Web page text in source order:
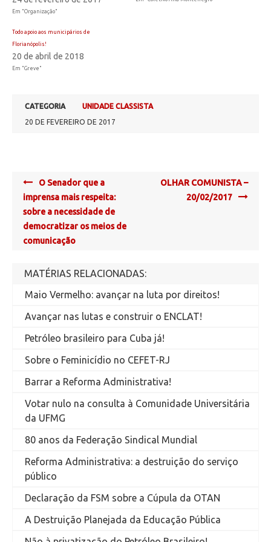
Em "Organização"
Todo apoio aos municipários de
Florianópolis!
20 de abril de 2018
Em "Greve"
CATEGORIA
UNIDADE CLASSISTA
20 DE FEVEREIRO DE 2017
Post
navigation
O Senador que a
imprensa mais respeita:
sobre a necessidade de
democratizar os meios de
comunicação
OLHAR COMUNISTA –
20/02/2017
MATÉRIAS RELACIONADAS:
Maio Vermelho: avançar na luta por direitos!
Avançar nas lutas e construir o ENCLAT!
Petróleo brasileiro para Cuba já!
Sobre o Feminicídio no CEFET-RJ
Barrar a Reforma Administrativa!
Votar nulo na consulta à Comunidade Universitária
da UFMG
80 anos da Federação Sindical Mundial
Reforma Administrativa: a destruição do serviço
público
Declaração da FSM sobre a Cúpula da OTAN
A Destruição Planejada da Educação Pública